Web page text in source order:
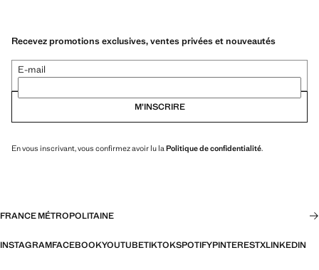
Recevez promotions exclusives, ventes privées et nouveautés
E-mail
M’INSCRIRE
En vous inscrivant, vous confirmez avoir lu laPolitique de confidentialité.
FRANCE MÉTROPOLITAINE
INSTAGRAMFACEBOOKYOUTUBETIKTOKSPOTIFYPINTERESTXLINKEDIN